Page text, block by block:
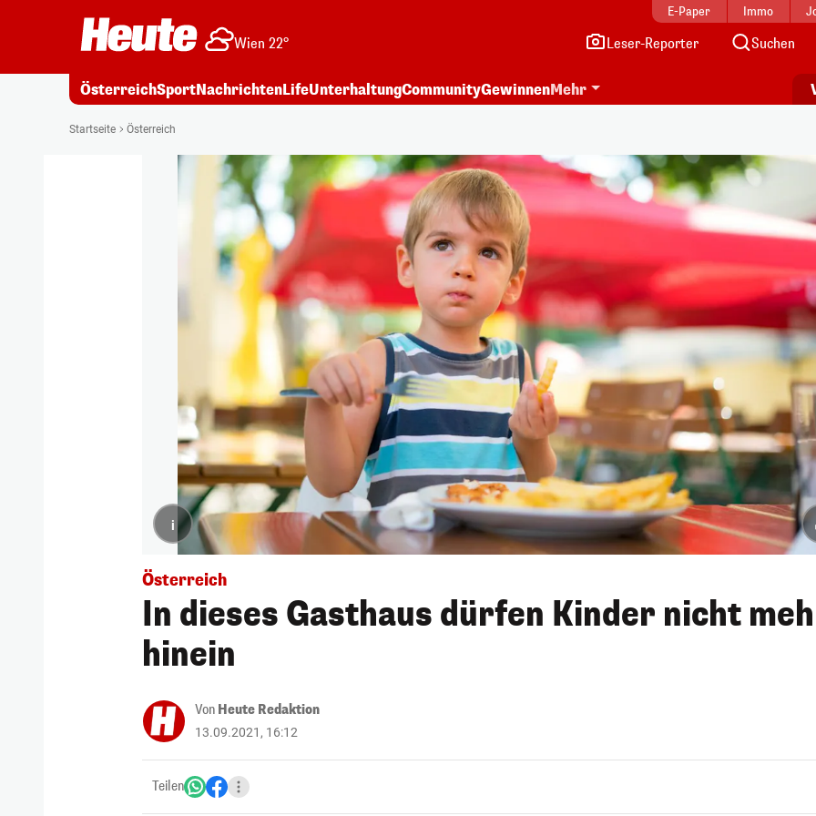
E-Paper Immo
Wien 22° Leser-Reporter Suchen
ÖsterreichSportNachrichtenLifeUnterhaltungCommunityGewinnenMehr
Startseite Österreich
i
Österreich
In dieses Gasthaus dürfen Kinder nicht
hinein
Von Heute Redaktion
13.09.2021, 16:12
Teilen